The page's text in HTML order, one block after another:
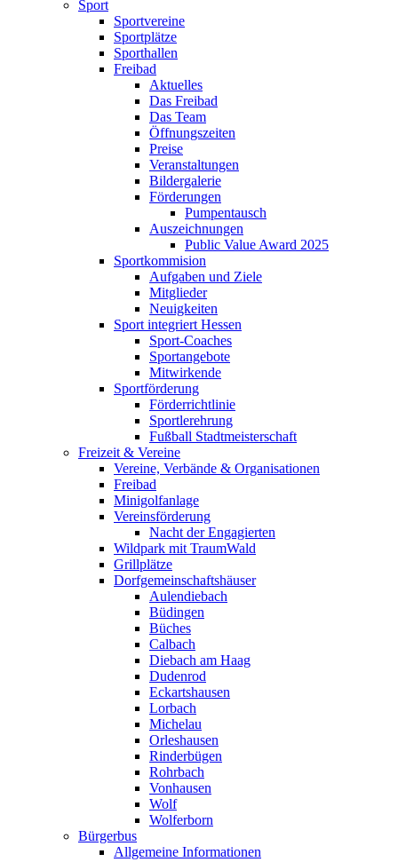
Sport
Sportvereine
Sportplätze
Sporthallen
Freibad
Aktuelles
Das Freibad
Das Team
Öffnungszeiten
Preise
Veranstaltungen
Bildergalerie
Förderungen
Pumpentausch
Auszeichnungen
Public Value Award 2025
Sportkommision
Aufgaben und Ziele
Mitglieder
Neuigkeiten
Sport integriert Hessen
Sport-Coaches
Sportangebote
Mitwirkende
Sportförderung
Förderrichtlinie
Sportlerehrung
Fußball Stadtmeisterschaft
Freizeit & Vereine
Vereine, Verbände & Organisationen
Freibad
Minigolfanlage
Vereinsförderung
Nacht der Engagierten
Wildpark mit TraumWald
Grillplätze
Dorfgemeinschaftshäuser
Aulendiebach
Büdingen
Büches
Calbach
Diebach am Haag
Dudenrod
Eckartshausen
Lorbach
Michelau
Orleshausen
Rinderbügen
Rohrbach
Vonhausen
Wolf
Wolferborn
Bürgerbus
Allgemeine Informationen